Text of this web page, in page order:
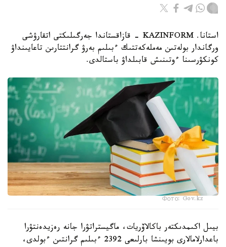
استانا. KAZINFORM - قازاقستاندا جەرگىلىكتى اتقارۋشى
ورگاندار بولەتىن مەملەكەتتىك ءبىلىم بەرۋ گرانتتارىن تاعايىنداۋ
كونكۋرسىنا ءوتىنىش قابىلداۋ باستالدى.
Фото: Gov.kz
بيىل اكىمدىكتەر باكالاۆريات، ماگيستراتۋرا جانە رەزيدەنتۋرا
باعدارلامالارى بويىنشا بارلىعى 2392 ءبىلىم گرانتىن ءبولدى،